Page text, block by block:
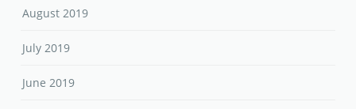
August 2019
July 2019
June 2019